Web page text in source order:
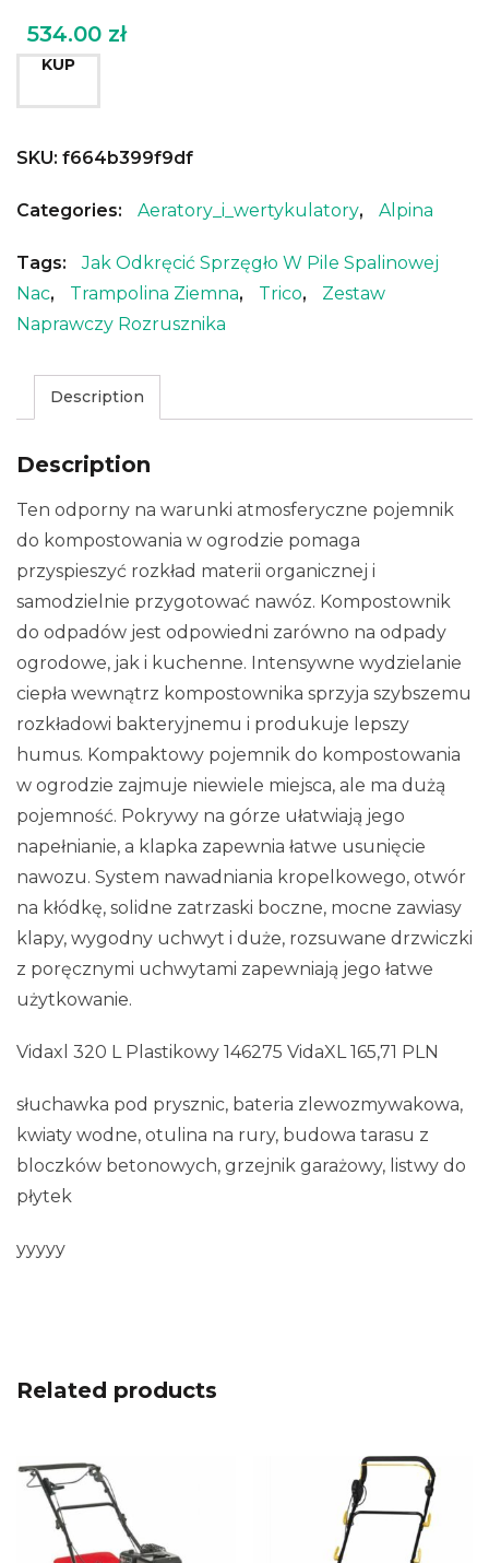
534.00 zł
KUP
SKU: f664b399f9df
Categories: Aeratory_i_wertykulatory, Alpina
Tags:
Jak Odkręcić Sprzęgło W Pile Spalinowej
Nac, Trampolina Ziemna, Trico,
Zestaw
Naprawczy Rozrusznika
Description
Description
Ten odporny na warunki atmosferyczne pojemnik
do kompostowania w ogrodzie pomaga
przyspieszyć rozkład materii organicznej i
samodzielnie przygotować nawóz. Kompostownik
do odpadów jest odpowiedni zarówno na odpady
ogrodowe, jak i kuchenne. Intensywne wydzielanie
ciepła wewnątrz kompostownika sprzyja szybszemu
rozkładowi bakteryjnemu i produkuje lepszy
humus. Kompaktowy pojemnik do kompostowania
w ogrodzie zajmuje niewiele miejsca, ale ma dużą
pojemność. Pokrywy na górze ułatwiają jego
napełnianie, a klapka zapewnia łatwe usunięcie
nawozu. System nawadniania kropelkowego, otwór
na kłódkę, solidne zatrzaski boczne, mocne zawiasy
klapy, wygodny uchwyt i duże, rozsuwane drzwiczki
z poręcznymi uchwytami zapewniają jego łatwe
użytkowanie.
Vidaxl 320 L Plastikowy 146275 VidaXL 165,71 PLN
słuchawka pod prysznic, bateria zlewozmywakowa,
kwiaty wodne, otulina na rury, budowa tarasu z
bloczków betonowych, grzejnik garażowy, listwy do
płytek
yyyyy
Related products